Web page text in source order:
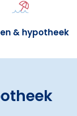
& hypotheek